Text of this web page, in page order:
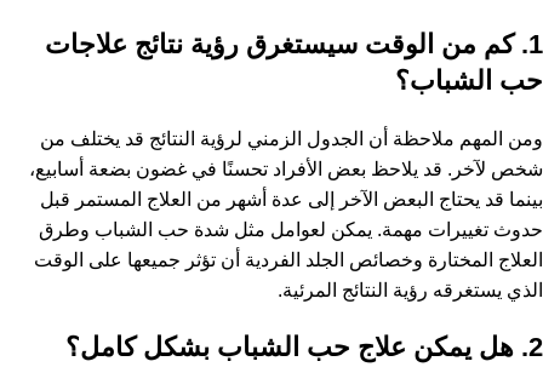
1. كم من الوقت سيستغرق رؤية نتائج علاجات
حب الشباب؟
ومن المهم ملاحظة أن الجدول الزمني لرؤية النتائج قد يختلف من
شخص لآخر. قد يلاحظ بعض الأفراد تحسنًا في غضون بضعة أسابيع،
بينما قد يحتاج البعض الآخر إلى عدة أشهر من العلاج المستمر قبل
حدوث تغييرات مهمة. يمكن لعوامل مثل شدة حب الشباب وطرق
العلاج المختارة وخصائص الجلد الفردية أن تؤثر جميعها على الوقت
الذي يستغرقه رؤية النتائج المرئية.
2. هل يمكن علاج حب الشباب بشكل كامل؟